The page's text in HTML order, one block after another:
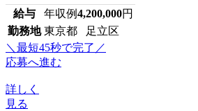
給与 年収例4,200,000円
勤務地 東京都 足立区
＼最短45秒で完了／
応募へ進む
詳しく
見る